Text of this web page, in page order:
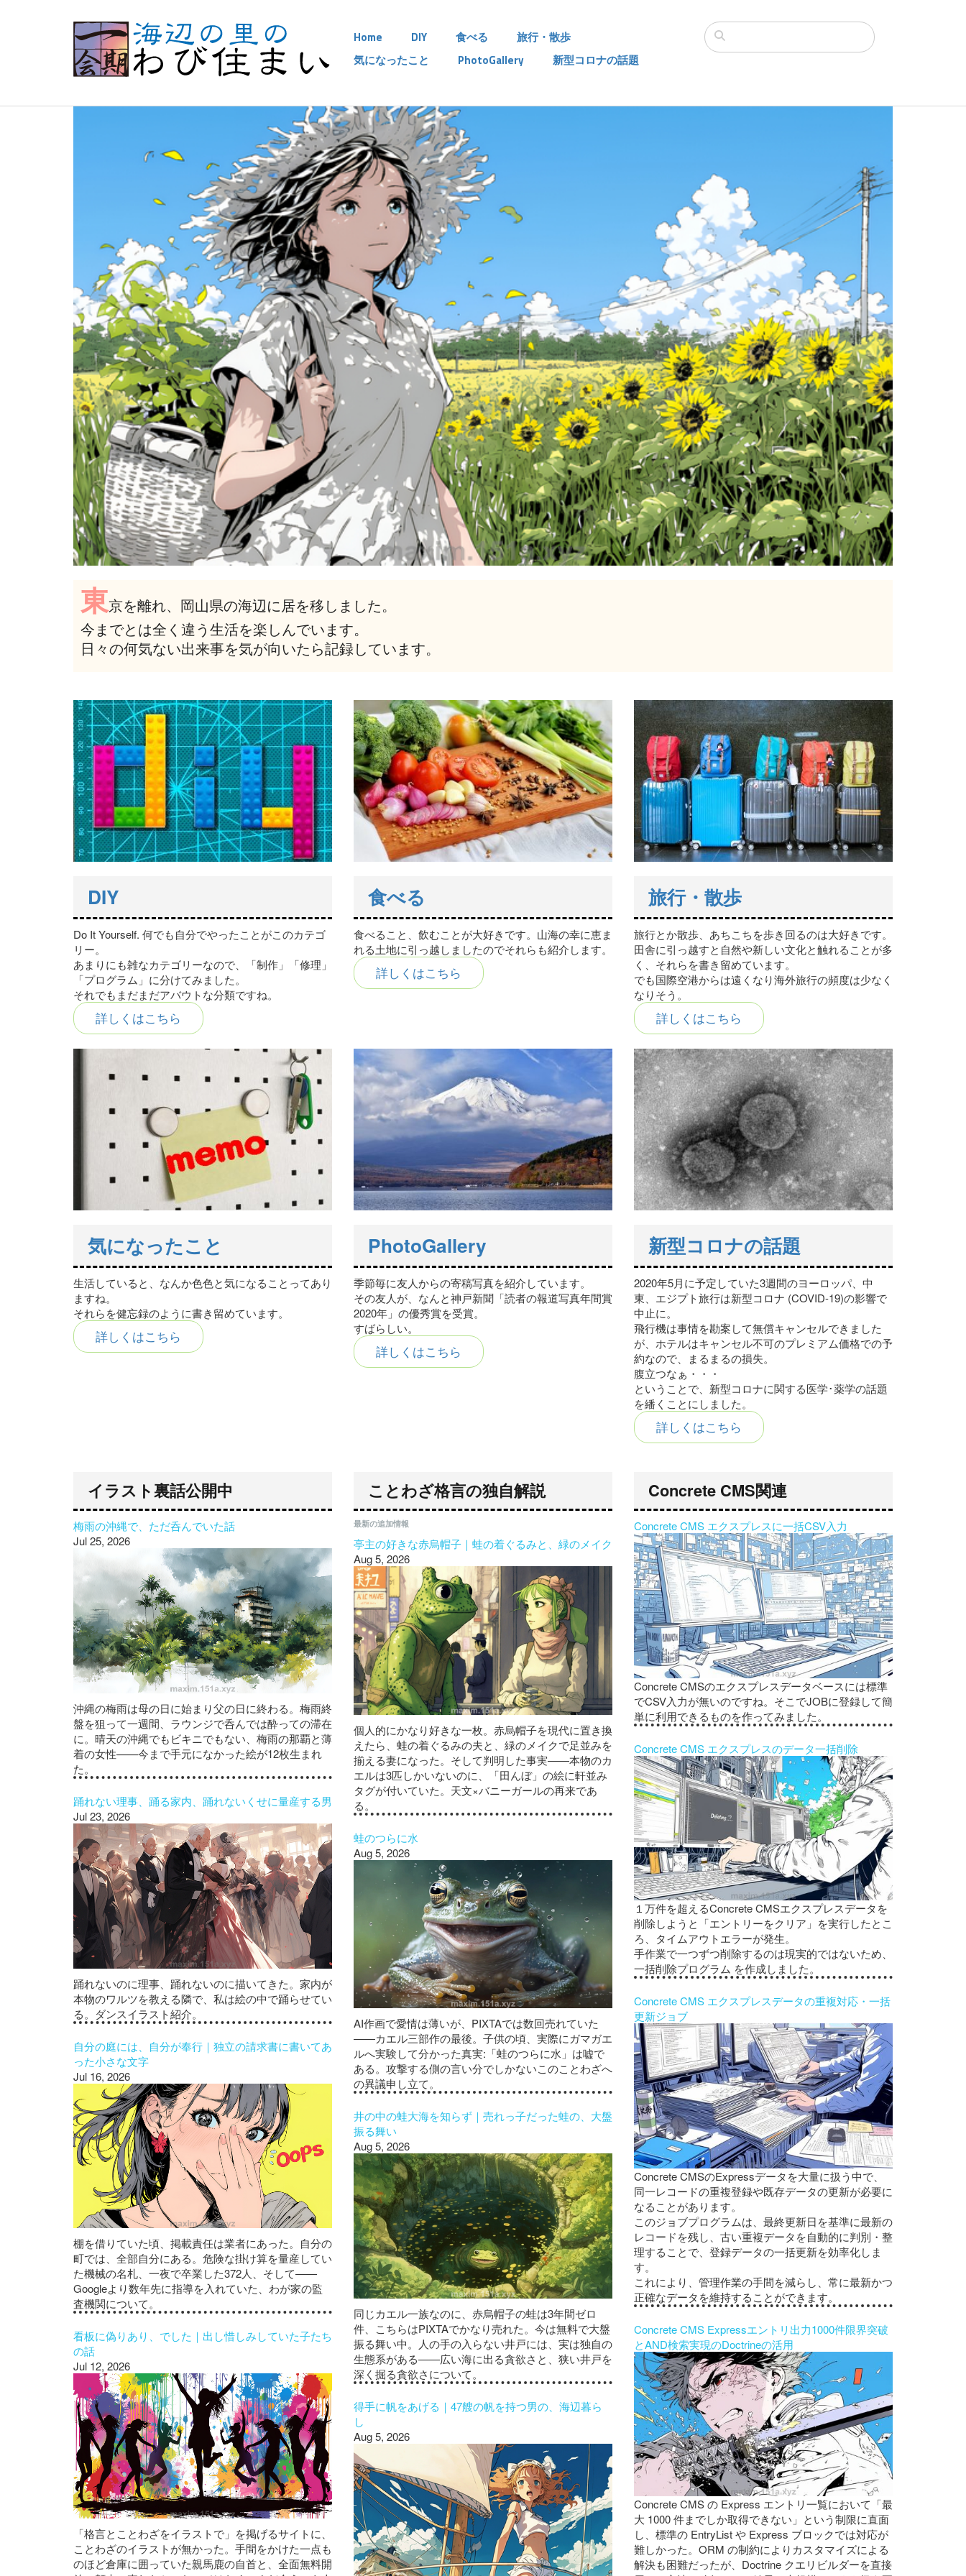
Home DIY 食べる
旅行・散歩
気になったこと
PhotoGallery 新型コロナの話題
東京を離れ、岡山県の海辺に居を移しました。
今までとは全く違う生活を楽しんでいます。
日々の何気ない出来事を気が向いたら記録しています。
DIY
Do It Yourself. 何でも自分でやったことがこのカテゴ
リー。
あまりにも雑なカテゴリーなので、「制作」「修理」
「プログラム」に分けてみました。
それでもまだまだアバウトな分類ですね。
詳しくはこちら
食べる
食べること、飲むことが大好きです。山海の幸に恵ま
れる土地に引っ越しましたのでそれらも紹介します。
詳しくはこちら
旅行・散歩
旅行とか散歩、あちこちを歩き回るのは大好きです。
田舎に引っ越すと自然や新しい文化と触れることが多
く、それらを書き留めています。
でも国際空港からは遠くなり海外旅行の頻度は少なく
なりそう。
詳しくはこちら
気になったこと
生活していると、なんか色色と気になることってあり
ますね。
それらを健忘録のように書き留めています。
詳しくはこちら
PhotoGallery
季節毎に友人からの寄稿写真を紹介しています。
その友人が、なんと神戸新聞「読者の報道写真年間賞
2020年」の優秀賞を受賞。
すばらしい。
詳しくはこちら
新型コロナの話題
2020年5月に予定していた3週間のヨーロッパ、中
東、エジプト旅行は新型コロナ (COVID-19)の影響で
中止に。
飛行機は事情を勘案して無償キャンセルできました
が、ホテルはキャンセル不可のプレミアム価格での予
約なので、まるまるの損失。
腹立つなぁ・・・
ということで、新型コロナに関する医学･薬学の話題
を繙くことにしました。
詳しくはこちら
イラスト裏話公開中
梅雨の沖縄で、ただ呑んでいた話
Jul 25, 2026
沖縄の梅雨は母の日に始まり父の日に終わる。梅雨終
盤を狙って一週間、ラウンジで呑んでは酔っての滞在
に。晴天の沖縄でもビキニでもない、梅雨の那覇と薄
着の女性——今まで手元になかった絵が12枚生まれ
た。
踊れない理事、踊る家内、踊れないくせに量産する男
Jul 23, 2026
踊れないのに理事、踊れないのに描いてきた。家内が
本物のワルツを教える隣で、私は絵の中で踊らせてい
る。ダンスイラスト紹介。
自分の庭には、自分が奉行｜独立の請求書に書いてあ
った小さな文字
Jul 16, 2026
棚を借りていた頃、掲載責任は業者にあった。自分の
町では、全部自分にある。危険な掛け算を量産してい
た機械の名札、一夜で卒業した372人、そして——
Googleより数年先に指導を入れていた、わが家の監
査機関について。
看板に偽りあり、でした｜出し惜しみしていた子たち
の話
Jul 12, 2026
「格言とことわざをイラストで」を掲げるサイトに、
ことわざのイラストが無かった。手間をかけた一点も
のほど倉庫に囲っていた親馬鹿の自首と、全面無料開
ことわざ格言の独自解説
最新の追加情報
亭主の好きな赤烏帽子｜蛙の着ぐるみと、緑のメイク
Aug 5, 2026
個人的にかなり好きな一枚。赤烏帽子を現代に置き換
えたら、蛙の着ぐるみの夫と、緑のメイクで足並みを
揃える妻になった。そして判明した事実——本物のカ
エルは3匹しかいないのに、「田んぼ」の絵に軒並み
タグが付いていた。天文×バニーガールの再来であ
る。
蛙のつらに水
Aug 5, 2026
AI作画で愛情は薄いが、PIXTAでは数回売れていた
——カエル三部作の最後。子供の頃、実際にガマガエ
ルへ実験して分かった真実:「蛙のつらに水」は嘘で
ある。攻撃する側の言い分でしかないこのことわざへ
の異議申し立て。
井の中の蛙大海を知らず｜売れっ子だった蛙の、大盤
振る舞い
Aug 5, 2026
同じカエル一族なのに、赤烏帽子の蛙は3年間ゼロ
件、こちらはPIXTAでかなり売れた。今は無料で大盤
振る舞い中。人の手の入らない井戸には、実は独自の
生態系がある——広い海に出る貪欲さと、狭い井戸を
深く掘る貪欲さについて。
得手に帆をあげる｜47艘の帆を持つ男の、海辺暮ら
し
Aug 5, 2026
Concrete CMS関連
Concrete CMS エクスプレスに一括CSV入力
Concrete CMSのエクスプレスデータベースには標準
でCSV入力が無いのですね。そこでJOBに登録して簡
単に利用できるものを作ってみました。
Concrete CMS エクスプレスのデータ一括削除
１万件を超えるConcrete CMSエクスプレスデータを
削除しようと「エントリーをクリア」を実行したとこ
ろ、タイムアウトエラーが発生。
手作業で一つずつ削除するのは現実的ではないため、
一括削除プログラム を作成しました。
Concrete CMS エクスプレスデータの重複対応・一括
更新ジョブ
Concrete CMSのExpressデータを大量に扱う中で、
同一レコードの重複登録や既存データの更新が必要に
なることがあります。
このジョブプログラムは、最終更新日を基準に最新の
レコードを残し、古い重複データを自動的に判別・整
理することで、登録データの一括更新を効率化しま
す。
これにより、管理作業の手間を減らし、常に最新かつ
正確なデータを維持することができます。
Concrete CMS Expressエントリ出力1000件限界突破
とAND検索実現のDoctrineの活用
Concrete CMS の Express エントリ一覧において「最
大 1000 件までしか取得できない」という制限に直面
し、標準の EntryList や Express ブロックでは対応が
難しかった。ORM の制約によりカスタマイズによる
解決も困難だったが、Doctrine クエリビルダーを直接